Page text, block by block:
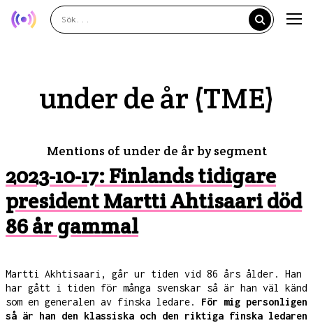
under de år (TME)
Mentions of under de år by segment
2023-10-17: Finlands tidigare
president Martti Ahtisaari död
86 år gammal
Martti Akhtisaari, går ur tiden vid 86 års ålder. Han
har gått i tiden för många svenskar så är han väl känd
som en generalen av finska ledare. För mig personligen
så är han den klassiska och den riktiga finska ledaren